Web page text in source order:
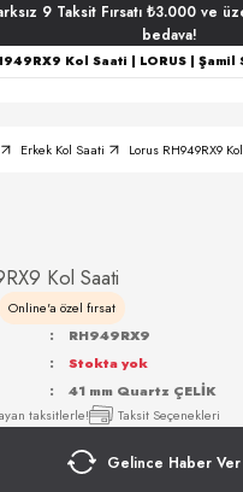
9 Taksit Fırsatı ₺3.000 ve
bedava!
Erkek Kol Saati Lorus RH949RX9
Kol Saati
Online'a özel fırsat
taksitlerle! Taksit Seçenekleri
RH949RX9
Stokta yok
41 mm Quartz ÇELİK
Gelince Haber Ver